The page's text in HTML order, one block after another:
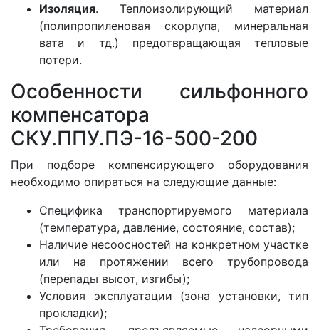
Изоляция. Теплоизолирующий материал
(полипропиленовая скорлупа, минеральная
вата и тд.) предотвращающая тепловые
потери.
Особенности сильфонного
компенсатора
СКУ.ППУ.ПЭ-16-500-200
При подборе компенсирующего оборудования
необходимо опираться на следующие данные:
Специфика транспортируемого материала
(температура, давление, состояние, состав);
Наличие несоосностей на конкретном участке
или на протяжении всего трубопровода
(перепады высот, изгибы);
Условия эксплуатации (зона установки, тип
прокладки);